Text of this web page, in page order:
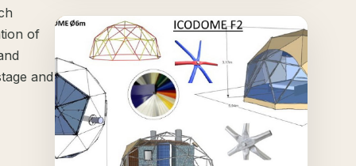
of
and
Details
Offer!
Quick View